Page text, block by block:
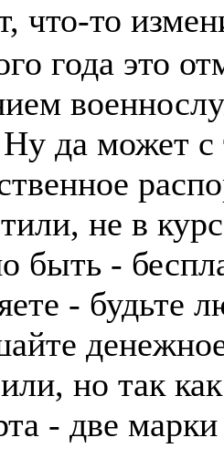
что-то
года это
Ну да может с
не в
быть -
- будьте
но так
- две